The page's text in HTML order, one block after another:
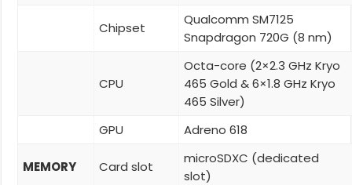
Chipset
Qualcomm SM7125
Snapdragon 720G (8 nm)
CPU
Octa-core (2×2.3 GHz Kryo
465 Gold & 6×1.8 GHz Kryo
465 Silver)
GPU
Adreno 618
MEMORY Card slot
microSDXC (dedicated
slot)